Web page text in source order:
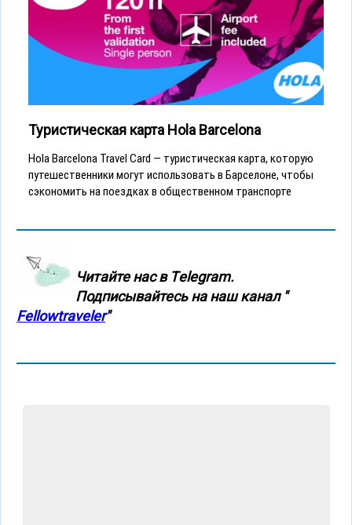
Туристическая карта Hola Barcelona
Hola Barcelona Travel Card — туристическая карта, которую
путешественники могут использовать в Барселоне, чтобы
сэкономить на поездках в общественном транспорте
Читайте нас в Тelegram.
Подписывайтесь на наш канал "
Fellowtraveler"